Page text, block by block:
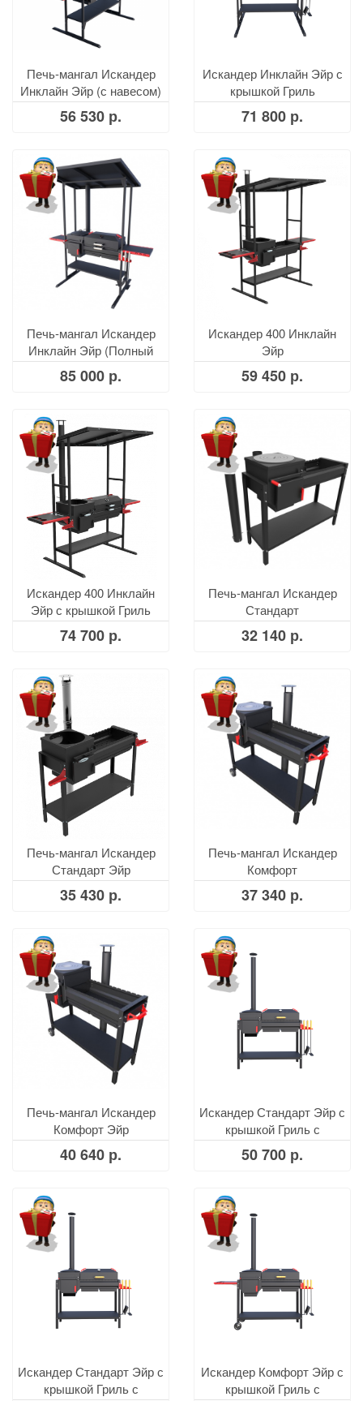
Печь-мангал Искандер
Инклайн Эйр (с навесом)
56 530 р.
Искандер Инклайн Эйр с
крышкой Гриль
71 800 р.
Печь-мангал Искандер
Инклайн Эйр (Полный
комплект)
85 000 р.
Искандер 400 Инклайн
Эйр
59 450 р.
Искандер 400 Инклайн
Эйр с крышкой Гриль
74 700 р.
Печь-мангал Искандер
Стандарт
32 140 р.
Печь-мангал Искандер
Стандарт Эйр
35 430 р.
Печь-мангал Искандер
Комфорт
37 340 р.
Печь-мангал Искандер
Комфорт Эйр
40 640 р.
Искандер Стандарт Эйр с
крышкой Гриль с
решеткой из нерж. стали
50 700 р.
Искандер Стандарт Эйр с
крышкой Гриль с
Искандер Комфорт Эйр с
крышкой Гриль с